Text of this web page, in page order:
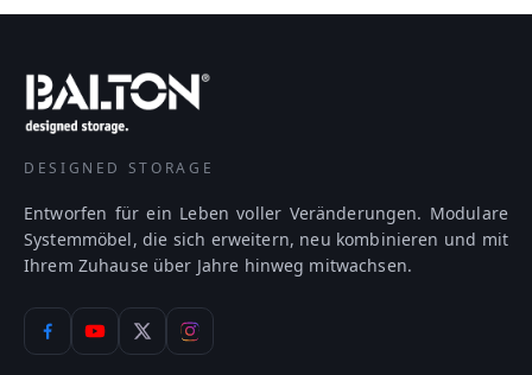
DESIGNED STORAGE
Entworfen für ein Leben voller Veränderungen. Modulare
Systemmöbel, die sich erweitern, neu kombinieren und mit
Ihrem Zuhause über Jahre hinweg mitwachsen.